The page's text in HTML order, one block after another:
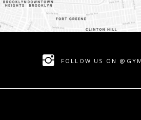
FOLLOW US ON